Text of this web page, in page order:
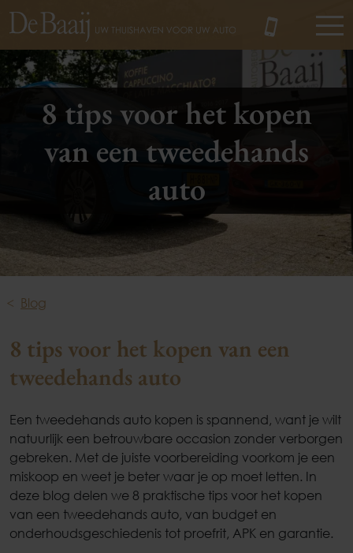
MENU
8 tips voor het kopen
van een tweedehands
auto
Blog
8 tips voor het kopen van een
tweedehands auto
Een tweedehands auto kopen is spannend, want je wilt
natuurlijk een betrouwbare occasion zonder verborgen
gebreken. Met de juiste voorbereiding voorkom je een
miskoop en weet je beter waar je op moet letten. In
deze blog delen we 8 praktische tips voor het kopen
van een tweedehands auto, van budget en
onderhoudsgeschiedenis tot proefrit, APK en garantie.